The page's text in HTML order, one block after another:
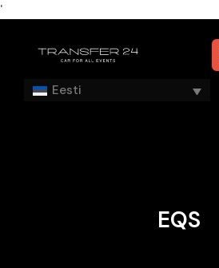
'
Eesti
EQS